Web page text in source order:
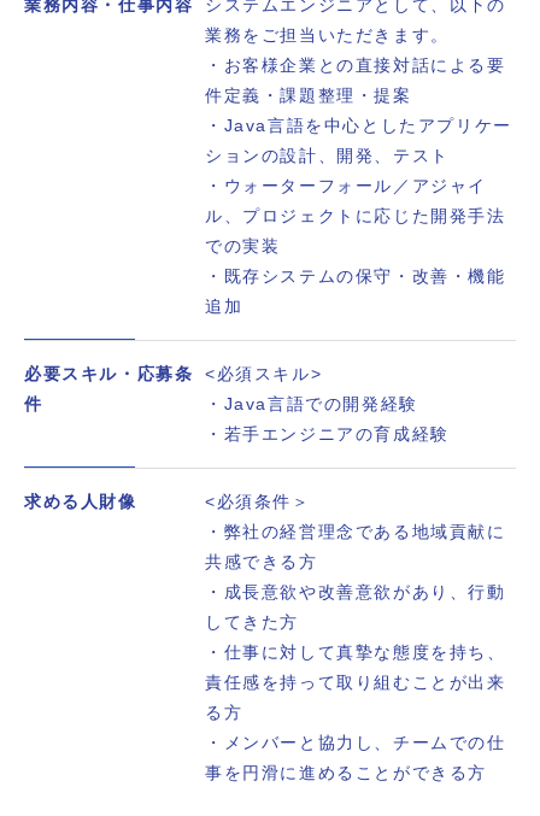
業務内容・仕事内容
システムエンジニアとして、以下の
業務をご担当いただきます。
・お客様企業との直接対話による要
件定義・課題整理・提案
・Java言語を中心としたアプリケー
ションの設計、開発、テスト
・ウォーターフォール／アジャイ
ル、プロジェクトに応じた開発手法
での実装
・既存システムの保守・改善・機能
追加
必要スキル・応募条
件
<必須スキル>
・Java言語での開発経験
・若手エンジニアの育成経験
求める人財像
<必須条件＞
・弊社の経営理念である地域貢献に
共感できる方
・成長意欲や改善意欲があり、行動
してきた方
・仕事に対して真摯な態度を持ち、
責任感を持って取り組むことが出来
る方
・メンバーと協力し、チームでの仕
事を円滑に進めることができる方